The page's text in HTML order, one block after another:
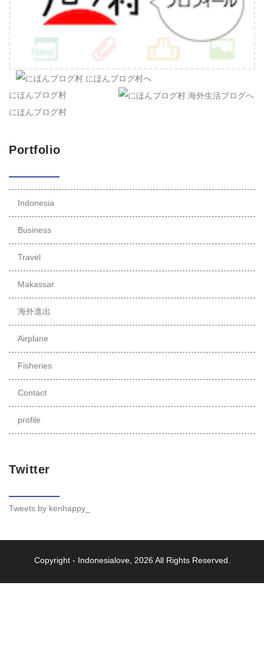
にほんブログ村
にほんブログ村
Portfolio
Indonesia
Business
Travel
Makassar
海外進出
Airplane
Fisheries
Contact
profile
Twitter
Tweets by kenhappy_
Copyright - Indonesialove, 2026 All Rights Reserved.